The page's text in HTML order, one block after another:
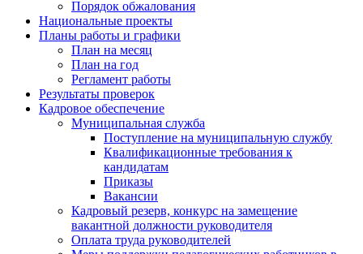
Порядок обжалования
Национальные проекты
Планы работы и графики
План на месяц
План на год
Регламент работы
Результаты проверок
Кадровое обеспечение
Муниципальная служба
Поступление на муниципальную службу
Квалификационные требования к
кандидатам
Приказы
Вакансии
Кадровый резерв, конкурс на замещение
вакантной должности руководителя
Оплата труда руководителей